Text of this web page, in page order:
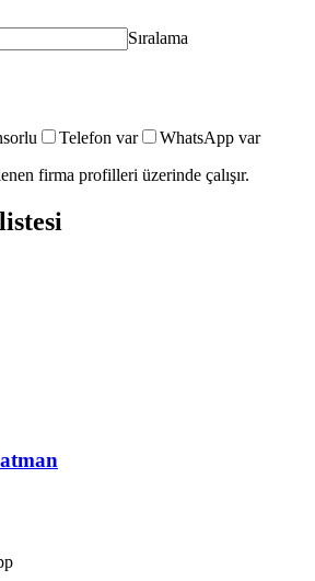
Sıralama
Telefon var
WhatsApp var
firma profilleri üzerinde çalışır.